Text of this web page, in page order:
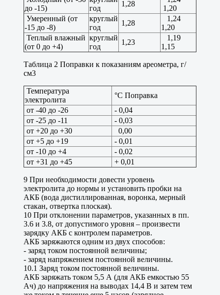
до -15)
год
1,28
1,20
Умеренный (от
-15 до -8)
круглый
год
1,28
1,24
1,20
Теплый влажный
(от 0 до +4)
круглый
год
1,23
1,19
1,15
Таблица 2 Поправки к показаниям ареометра, г/
см3
Температура
электролита
°С Поправка
от -40 до -26
- 0,04
от -25 до -11
- 0,03
от +20 до +30
0,00
от +5 до +19
- 0,01
от -10 до +4
- 0,02
от +31 до +45
+ 0,01
9 При необходимости довести уровень
электролита до нормы и установить пробки на
АКБ (вода дистиллированная, воронка, мерный
стакан, отвертка плоская).
10 При отклонении параметров, указанных в пп.
3.6 и 3.8, от допустимого уровня – произвести
зарядку АКБ с контролем параметров.
АКБ заряжаются одним из двух способов:
- заряд током постоянной величины;
- заряд напряжением постоянной величины.
10.1 Заряд током постоянной величины.
АКБ заряжать током 5,5 А (для АКБ емкостью 55
Ач) до напряжения на выводах 14,4 В и затем тем